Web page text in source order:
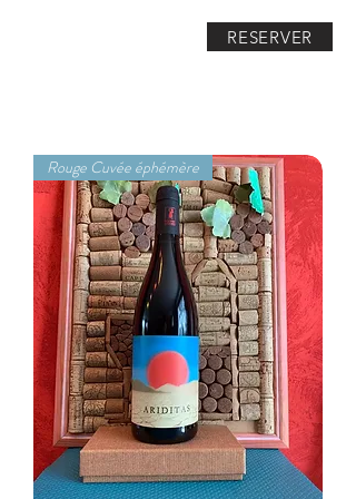
RESERVER
Rouge Cuvée éphémère